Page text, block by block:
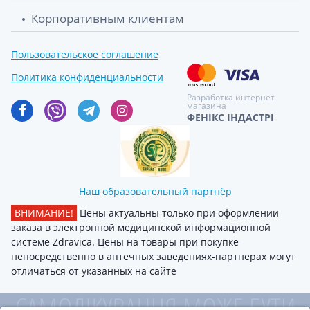
Корпоративным клиентам
Пользовательское соглашение
Политика конфиденциальности
Разработка интернет
магазина
ФЕНІКС ІНДАСТРІ
Наш образовательный партнёр
ВНИМАНИЕ! Цены актуальны только при оформлении
заказа в электронной медицинской информационной
системе Zdravica. Цены на товары при покупке
непосредственно в аптечных заведениях-партнерах могут
отличаться от указанных на сайте